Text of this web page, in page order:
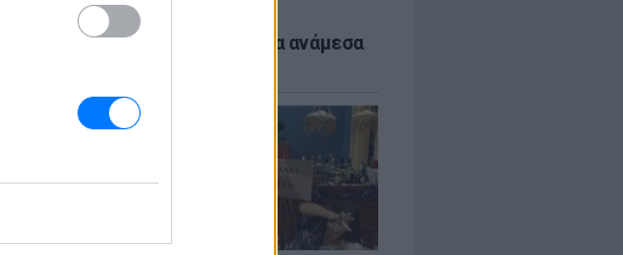
Πώς να αποφύγεις το σύγκαμα ανάμεσα